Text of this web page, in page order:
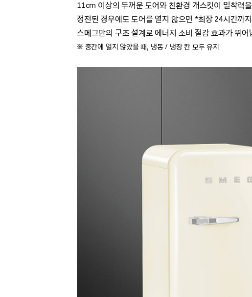
11cm 이상의 두꺼운 도어와 친환경 개스킷이 밀착력
정전된 경우에도 도어를 열지 않으면 *최장 24시간까
스메그만의 구조 설계로 에너지 소비 절감 효과가 뛰어
※ 중간에 열지 않았을 때, 냉동 / 냉장 칸 모두 유지